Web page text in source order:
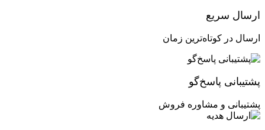
لازم جهت تهویه هوا مناسب را با خود به همراه دارند. این در حالی
مستحکم با طراحی مدرن، بهینه سازی شده و با کمترین محدودیت
بازی و اقتصادی انتخابی فوق العاده ارزشمند محسوب می شود.
ارسال سریع
ارسال در کوتاه‌ترین زمان
پشتیبانی پاسخ‌گو
پشتیبانی و مشاوره فروش